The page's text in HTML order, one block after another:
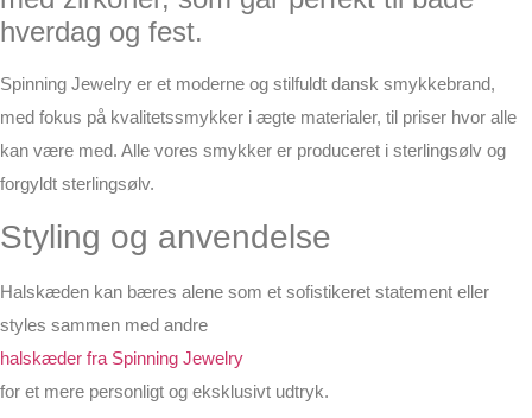
hverdag og fest.
Spinning Jewelry er et moderne og stilfuldt dansk smykkebrand,
med fokus på kvalitetssmykker i ægte materialer, til priser hvor alle
kan være med. Alle vores smykker er produceret i sterlingsølv og
forgyldt sterlingsølv.
Styling og anvendelse
Halskæden kan bæres alene som et sofistikeret statement eller
styles sammen med andre
halskæder fra Spinning Jewelry
for et mere personligt og eksklusivt udtryk.